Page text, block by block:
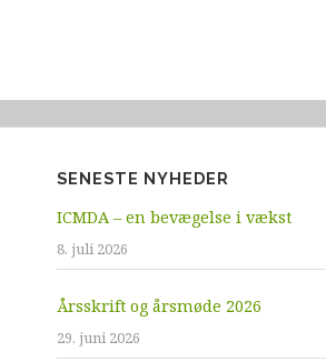
SENESTE NYHEDER
ICMDA – en bevægelse i vækst
8. juli 2026
Årsskrift og årsmøde 2026
29. juni 2026